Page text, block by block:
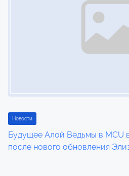
Новости
Будущее Алой Ведьмы в MCU
после нового обновления